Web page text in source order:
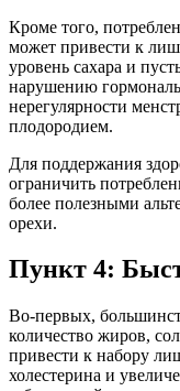
Кроме того,
может привести к
уровень сахара и
нарушению
нерегулярности
плодородием.
Для поддержания
ограничить
более полезными
орехи.
Пункт 4:
Во-первых,
количество жиров,
привести к набору
холестерина и